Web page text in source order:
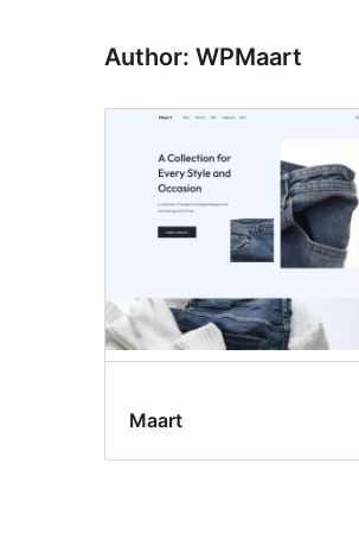
Author: WPMaart
Maart